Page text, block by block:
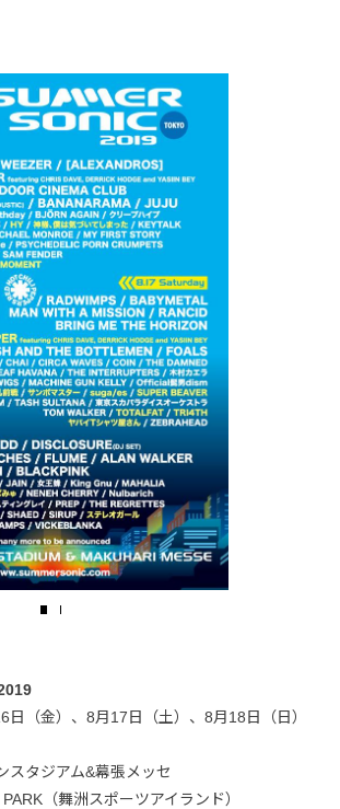
日（金）、8月17日（土）、8月18日（日）
スタジアム&幕張メッセ
（舞洲スポーツアイランド）